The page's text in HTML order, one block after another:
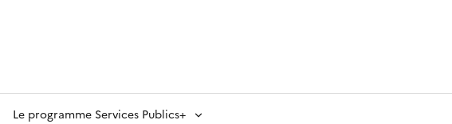
Le programme Services Publics+